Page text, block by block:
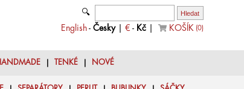
🔍
English- Česky| € - Kč| KOŠÍK (0)
| TENKÉ| NOVÉ